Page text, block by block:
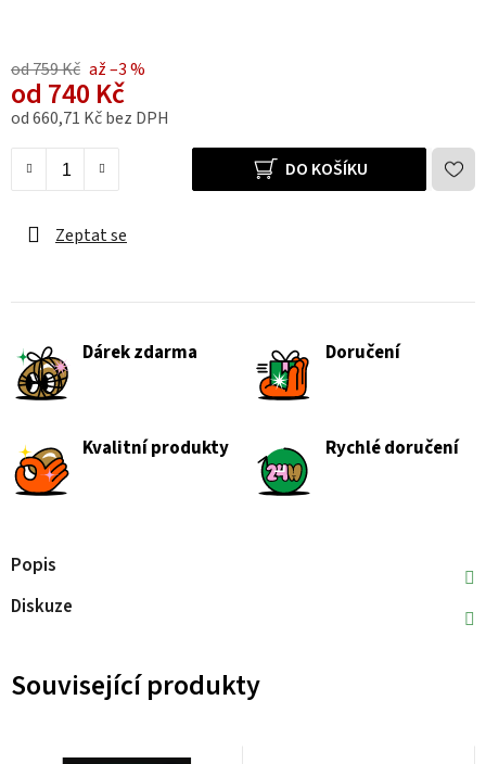
od 759 Kč až –3 %
od 740 Kč
od660,71 Kčbez DPH
DO KOŠÍKU
Zeptat se
Dárek zdarma Doručení
Kvalitní produkty Rychlé doručení
Popis
Diskuze
Související produkty